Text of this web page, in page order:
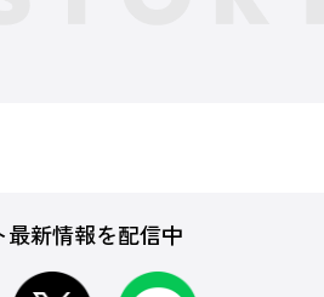
最新情報を配信中